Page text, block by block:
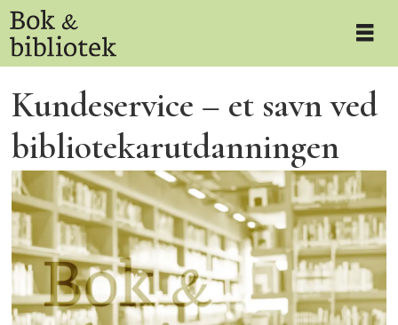
Kundeservice – et savn ved
bibliotekarutdanningen